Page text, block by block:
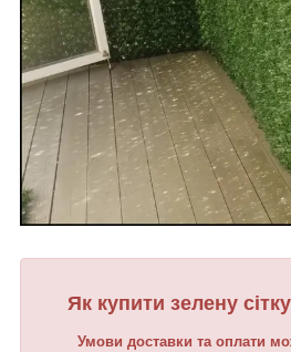
Як купити зелену
Умови доставки та оплати